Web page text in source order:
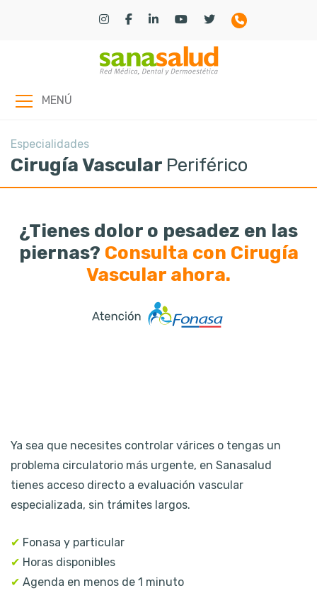
MENÚ
Especialidades
Cirugía Vascular Periférico
¿Tienes dolor o pesadez en las
piernas? Consulta con Cirugía
Vascular ahora.
Ya sea que necesites controlar várices o tengas un
problema circulatorio más urgente, en Sanasalud
tienes acceso directo a evaluación vascular
especializada, sin trámites largos.
✔ Fonasa y particular
✔ Horas disponibles
✔ Agenda en menos de 1 minuto